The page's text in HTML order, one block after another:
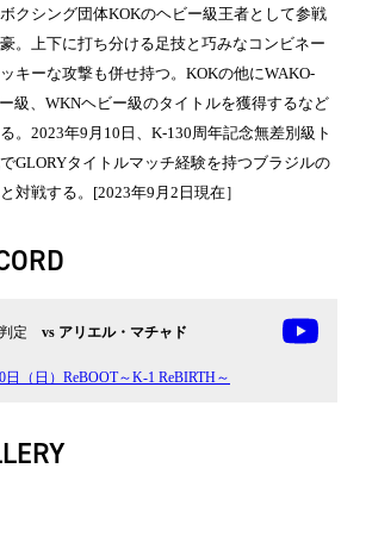
クシング団体KOKのヘビー級王者として参戦
。上下に打ち分ける足技と巧みなコンビネー
キーな攻撃も併せ持つ。KOKの他にWAKO-
級、WKNヘビー級のタイトルを獲得するなど
。2023年9月10日、K-130周年記念無差別級ト
GLORYタイトルマッチ経験を持つブラジルの
対戦する。[2023年9月2日現在］
定 vs アリエル・マチャド
日（日）ReBOOT～K-1 ReBIRTH～